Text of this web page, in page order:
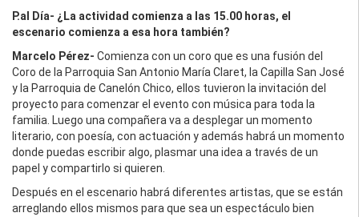
P.al Día- ¿La actividad comienza a las 15.00 horas, el
escenario comienza a esa hora también?
Marcelo Pérez- Comienza con un coro que es una fusión del
Coro de la Parroquia San Antonio María Claret, la Capilla San José
y la Parroquia de Canelón Chico, ellos tuvieron la invitación del
proyecto para comenzar el evento con música para toda la
familia. Luego una compañera va a desplegar un momento
literario, con poesía, con actuación y además habrá un momento
donde puedas escribir algo, plasmar una idea a través de un
papel y compartirlo si quieren.
Después en el escenario habrá diferentes artistas, que se están
arreglando ellos mismos para que sea un espectáculo bien